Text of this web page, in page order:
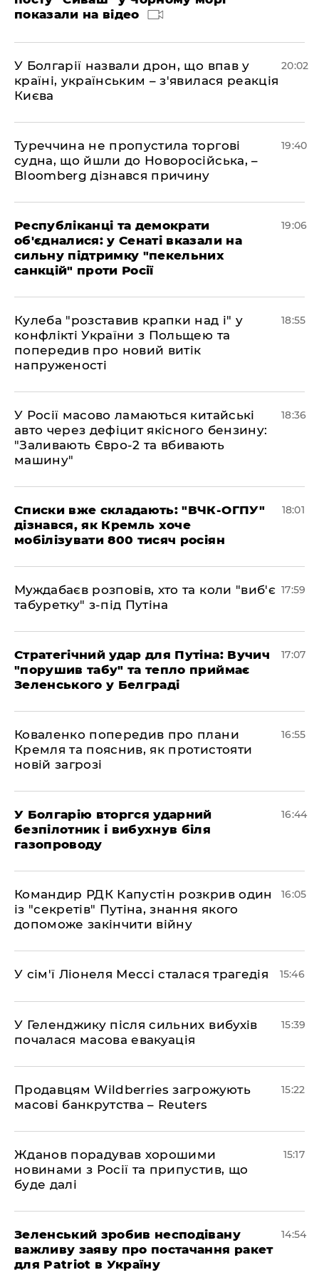
показали на відео
У Болгарії назвали дрон, що впав у
країні, українським – з'явилася реакція
Києва
20:02
Туреччина не пропустила торгові
судна, що йшли до Новоросійська, –
Bloomberg дізнався причину
19:40
Республіканці та демократи
об'єдналися: у Сенаті вказали на
сильну підтримку "пекельних
санкцій" проти Росії
19:06
Кулеба "розставив крапки над і" у
конфлікті України з Польщею та
попередив про новий витік
напруженості
18:55
У Росії масово ламаються китайські
авто через дефіцит якісного бензину:
"Заливають Євро-2 та вбивають
машину"
18:36
Списки вже складають: "ВЧК-ОГПУ"
дізнався, як Кремль хоче
мобілізувати 800 тисяч росіян
18:01
Муждабаєв розповів, хто та коли "виб'є
табуретку" з-під Путіна
17:59
Стратегічний удар для Путіна: Вучич
"порушив табу" та тепло приймає
Зеленського у Белграді
17:07
Коваленко попередив про плани
Кремля та пояснив, як протистояти
новій загрозі
16:55
У Болгарію вторгся ударний
безпілотник і вибухнув біля
газопроводу
16:44
Командир РДК Капустін розкрив один
із "секретів" Путіна, знання якого
допоможе закінчити війну
16:05
У сім'ї Ліонеля Мессі сталася трагедія 15:46
У Геленджику після сильних вибухів
почалася масова евакуація
15:39
Продавцям Wildberries загрожують
масові банкрутства – Reuters
15:22
Жданов порадував хорошими
новинами з Росії та припустив, що
буде далі
15:17
Зеленський зробив несподівану
важливу заяву про постачання ракет
для Patriot в Україну
14:54